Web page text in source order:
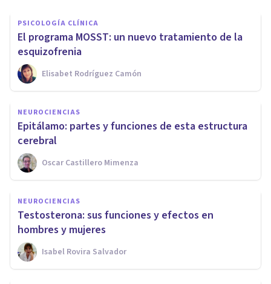
PSICOLOGÍA CLÍNICA
El programa MOSST: un nuevo tratamiento de la
esquizofrenia
Elisabet Rodríguez Camón
NEUROCIENCIAS
Epitálamo: partes y funciones de esta estructura
cerebral
Oscar Castillero Mimenza
NEUROCIENCIAS
Testosterona: sus funciones y efectos en
hombres y mujeres
Isabel Rovira Salvador